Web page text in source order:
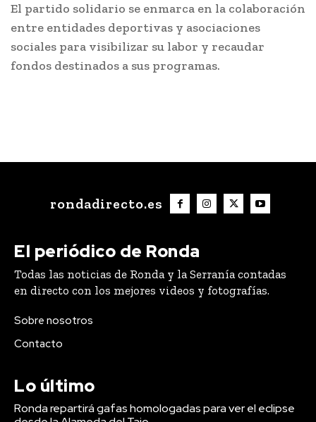
El partido solidario se enmarca en la colaboración
entre entidades deportivas y asociaciones
sociales para visibilizar su labor y recaudar
fondos destinados a sus programas.
rondadirecto.es
El periódico de Ronda
Todas las noticias de Ronda y la Serranía contadas
en directo con los mejores videos y fotografías.
Sobre nosotros
Contacto
Lo último
Ronda repartirá gafas homologadas para ver el eclipse